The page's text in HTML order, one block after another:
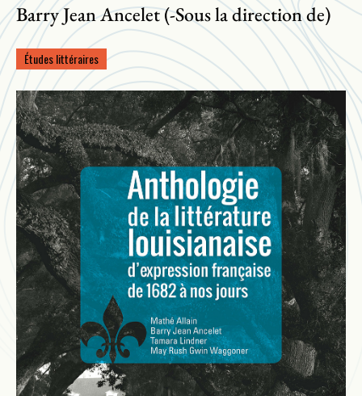
Barry Jean Ancelet (-Sous la direction de)
Études littéraires